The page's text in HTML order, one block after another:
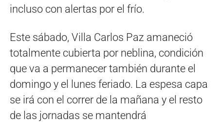
incluso con alertas por el frío.
Este sábado, Villa Carlos Paz amaneció
totalmente cubierta por neblina, condición
que va a permanecer también durante el
domingo y el lunes feriado. La espesa capa
se irá con el correr de la mañana y el resto
de las jornadas se mantendrá